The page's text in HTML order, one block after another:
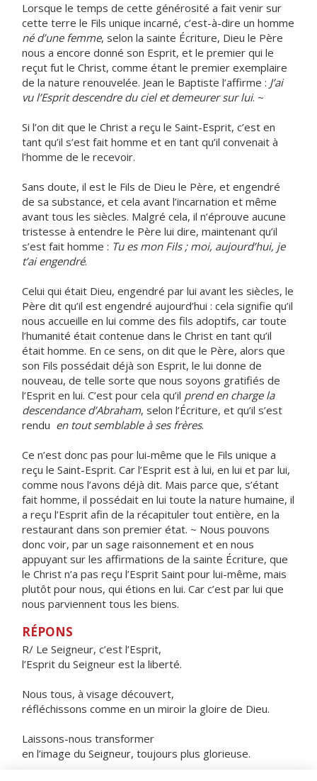
Lorsque le temps de cette générosité a fait venir sur
cette terre le Fils unique incarné, c’est-à-dire un homme
né d’une femme, selon la sainte Écriture, Dieu le Père
nous a encore donné son Esprit, et le premier qui le
reçut fut le Christ, comme étant le premier exemplaire
de la nature renouvelée. Jean le Baptiste l’affirme : J’ai
vu l’Esprit descendre du ciel et demeurer sur lui. ~
Si l’on dit que le Christ a reçu le Saint-Esprit, c’est en
tant qu’il s’est fait homme et en tant qu’il convenait à
l’homme de le recevoir.
Sans doute, il est le Fils de Dieu le Père, et engendré
de sa substance, et cela avant l’incarnation et même
avant tous les siècles. Malgré cela, il n’éprouve aucune
tristesse à entendre le Père lui dire, maintenant qu’il
s’est fait homme : Tu es mon Fils ; moi, aujourd’hui, je
t’ai engendré.
Celui qui était Dieu, engendré par lui avant les siècles, le
Père dit qu’il est engendré aujourd’hui : cela signifie qu’il
nous accueille en lui comme des fils adoptifs, car toute
l’humanité était contenue dans le Christ en tant qu’il
était homme. En ce sens, on dit que le Père, alors que
son Fils possédait déjà son Esprit, le lui donne de
nouveau, de telle sorte que nous soyons gratifiés de
l’Esprit en lui. C’est pour cela qu’il prend en charge la
descendance d’Abraham, selon l’Écriture, et qu’il s’est
rendu en tout semblable à ses frères.
Ce n’est donc pas pour lui-même que le Fils unique a
reçu le Saint-Esprit. Car l’Esprit est à lui, en lui et par lui,
comme nous l’avons déjà dit. Mais parce que, s’étant
fait homme, il possédait en lui toute la nature humaine, il
a reçu l’Esprit afin de la récapituler tout entière, en la
restaurant dans son premier état. ~ Nous pouvons
donc voir, par un sage raisonnement et en nous
appuyant sur les affirmations de la sainte Écriture, que
le Christ n’a pas reçu l’Esprit Saint pour lui-même, mais
plutôt pour nous, qui étions en lui. Car c’est par lui que
nous parviennent tous les biens.
RÉPONS
R/ Le Seigneur, c’est l’Esprit,
l’Esprit du Seigneur est la liberté.
Nous tous, à visage découvert,
réfléchissons comme en un miroir la gloire de Dieu.
Laissons-nous transformer
en l’image du Seigneur, toujours plus glorieuse.